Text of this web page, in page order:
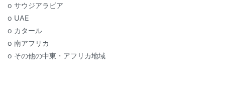
o サウジアラビア
o UAE
o カタール
o 南アフリカ
o その他の中東・アフリカ地域